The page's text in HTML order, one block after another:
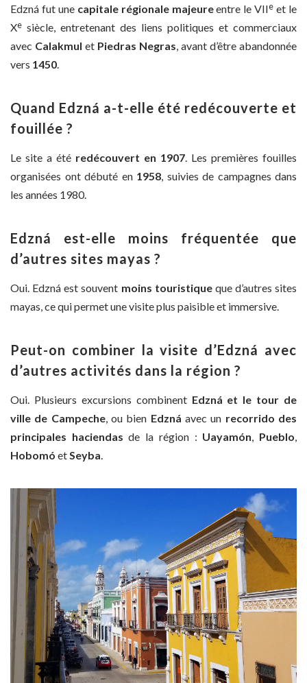
Edzná fut une capitale régionale majeureentre le VIIe et le
Xe siècle, entretenant des liens politiques et commerciaux
avec Calakmul et Piedras Negras, avant d’être abandonnée
vers 1450.
Quand Edzná a-t-elle été redécouverte et
fouillée ?
Le site a été redécouvert en 1907. Les premières fouilles
organisées ont débuté en 1958, suivies de campagnes dans
les années 1980.
Edzná est-elle moins fréquentée que
d’autres sites mayas ?
Oui. Edzná est souvent moins touristiqueque d’autres sites
mayas, ce qui permet une visite plus paisible et immersive.
Peut-on combiner la visite d’Edzná avec
d’autres activités dans la région ?
Oui. Plusieurs excursions combinent Edzná et le tour de
ville de Campeche, ou bien Edzná avec un recorrido des
principales haciendas de la région : Uayamón, Pueblo,
Hobomó etSeyba.